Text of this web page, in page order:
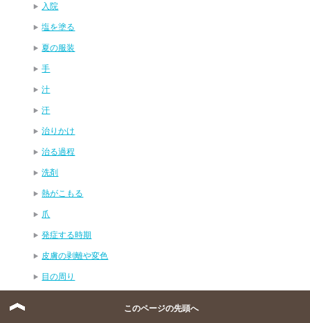
入院
塩を塗る
夏の服装
手
汁
汗
治りかけ
治る過程
洗剤
熱がこもる
爪
発症する時期
皮膚の剥離や変色
目の周り
このページの先頭へ